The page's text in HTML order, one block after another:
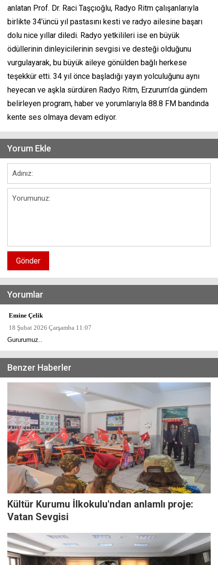
anlatan Prof. Dr. Raci Taşçıoğlu, Radyo Ritm çalışanlarıyla
birlikte 34’üncü yıl pastasını kesti ve radyo ailesine başarı
dolu nice yıllar diledi. Radyo yetkilileri ise en büyük
ödüllerinin dinleyicilerinin sevgisi ve desteği olduğunu
vurgulayarak, bu büyük aileye gönülden bağlı herkese
teşekkür etti. 34 yıl önce başladığı yayın yolculuğunu aynı
heyecan ve aşkla sürdüren Radyo Ritm, Erzurum’da gündem
belirleyen program, haber ve yorumlarıyla 88.8 FM bandında
kente ses olmaya devam ediyor.
Yorum Ekle
Gönder
Yorumlar
Emine Çelik
18 Şubat 2026 Çarşamba 11:07
Gururumuz..
Benzer Haberler
Kültür Kurumu İlkokulu'ndan anlamlı proje:
Vatan Sevgisi